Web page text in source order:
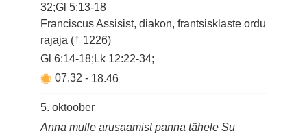
32;Gl 5:13-18
Franciscus Assisist, diakon, frantsisklaste ordu
rajaja († 1226)
Gl 6:14-18;Lk 12:22-34;
07.32- 18.46
5. oktoober
Anna mulle arusaamist panna tähele Su